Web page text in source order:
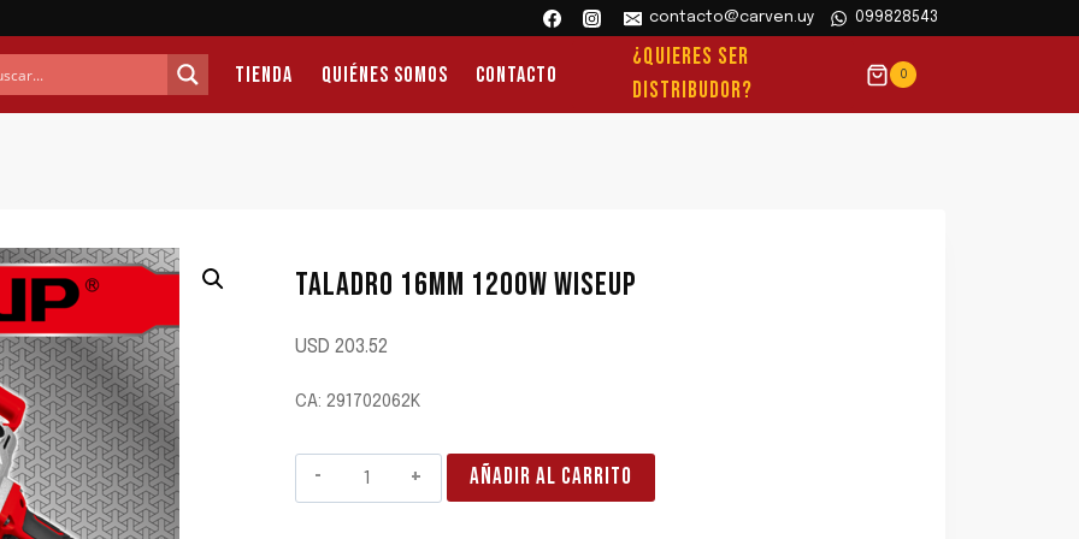
contacto@carven.uy 099828543
Tienda Quiénes Somos Contacto
¿QUIERES SER
DISTRIBUDOR?
0
TALADRO 16MM 1200W WISEUP
USD203.52
CA: 291702062K
TALADRO
16MM
AÑADIR AL CARRITO